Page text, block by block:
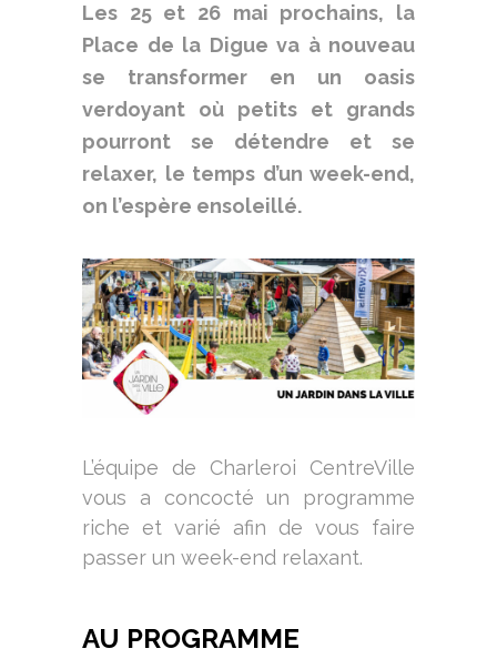
Les 25 et 26 mai prochains, la
Place de la Digue va à nouveau
se transformer en un oasis
verdoyant où petits et grands
pourront se détendre et se
relaxer, le temps d’un week-end,
on l’espère ensoleillé.
L’équipe de Charleroi CentreVille
vous a concocté un programme
riche et varié afin de vous faire
passer un week-end relaxant.
AU PROGRAMME